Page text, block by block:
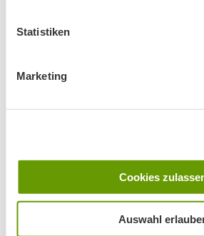
Statistiken
Marketing
Cookies
Auswahl
Café Pauli / Das Bergpanorama